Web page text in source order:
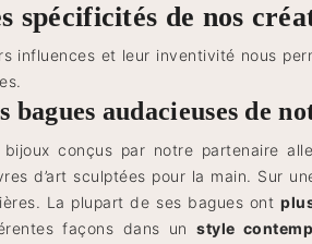
spécificités de nos
influences et leur inventivité nous
bagues audacieuses de
bijoux conçus par notre partenaire
d’art sculptées pour la main. Sur
La plupart de ses bagues ont
façons dans un style